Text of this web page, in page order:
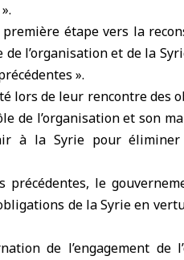
étape vers la
l’organisation et de la
».
lors de leur rencontre des
de l’organisation et son
à la Syrie pour
le
de la Syrie en vertu
de l’engagement de